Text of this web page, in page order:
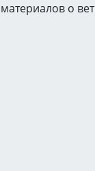
материалов о